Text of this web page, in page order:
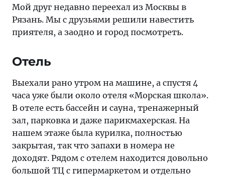
чтобы
от
суеты
Мой друг недавно переехал из Москвы в
Рязань. Мы с друзьями решили навестить
приятеля, а заодно и город посмотреть.
Отель
Выехали рано утром на машине, а спустя 4
часа уже были около отеля «Морская школа».
В отеле есть бассейн и сауна, тренажерный
зал, парковка и даже парикмахерская. На
нашем этаже была курилка, полностью
закрытая, так что запахи в номера не
доходят. Рядом с отелем находится довольно
большой ТЦ с гипермаркетом и отдельно